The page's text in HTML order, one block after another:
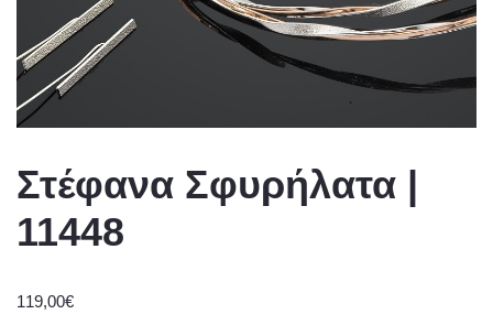
Στέφανα Σφυρήλατα |
11448
119,00€